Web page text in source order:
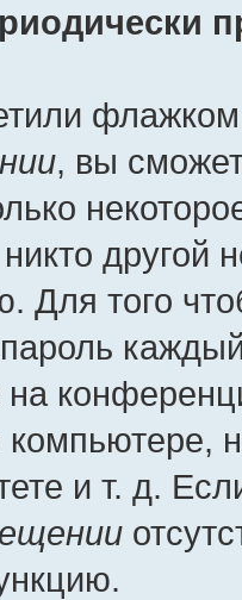
, вы
другой
Для того
на
и т. д.